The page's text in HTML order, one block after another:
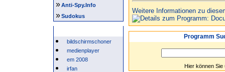
»Anti-Spy.Info
»Sudokus
bildschirmschoner
medienplayer
em 2008
irfan
Weitere Informationen zu
Programm
Hier können